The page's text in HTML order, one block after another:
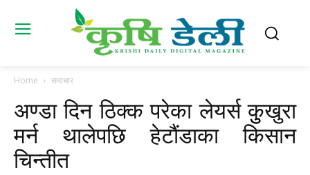
Home समाचार
अण्डा दिन ठिक्क परेका लेयर्स कुुखुरा
मर्न थालेपछि हेटाैंडाका किसान
चिन्तीत